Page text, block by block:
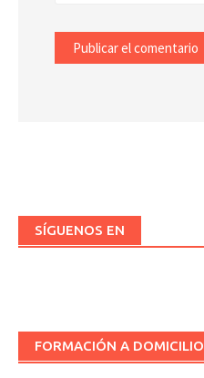
SÍGUENOS EN
FORMACIÓN A DOMICILIO